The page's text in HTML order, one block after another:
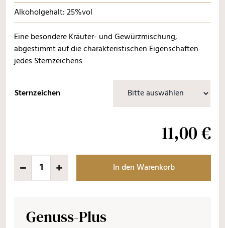
Alkoholgehalt: 25%vol
Eine besondere Kräuter- und Gewürzmischung,
abgestimmt auf die charakteristischen Eigenschaften
jedes Sternzeichens
Sternzeichen
11,00€
In den Warenkorb
Genuss-Plus